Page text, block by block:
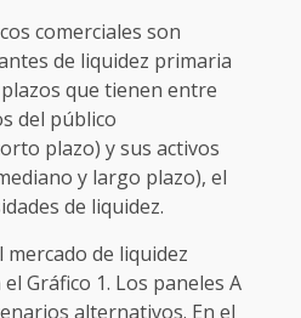
comerciales son
de liquidez primaria
que tienen entre
del público
plazo) y sus activos
y largo plazo), el
de liquidez.
de liquidez
Gráfico 1. Los paneles A
alternativos. En el